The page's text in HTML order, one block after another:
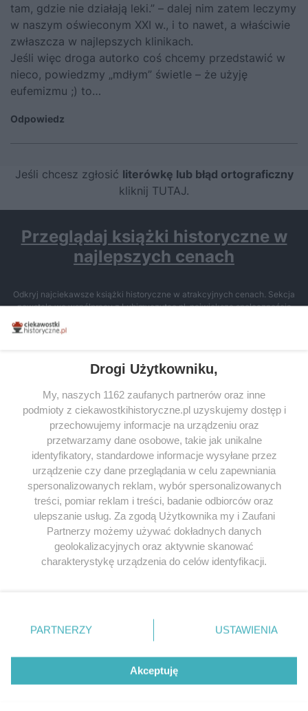
tam, gdzie nie działają leki.” – dalej nim zatem leczymy
w naszym oświeconym XXI w., i to nawet, a właściwie
zwłaszcza w najlepszych klinikach.
Jeśli więc droga autorko coś chcemy przedstawić w
nieco, powiedzmy „mdłym” świetle – że użyję
eufemizmu ;) to…
Odpowiedz
Jeśli chcesz zgłosić literówkę lub błąd ortograficzny
kliknij TUTAJ.
Przeglądaj książki historyczne w
najlepszych cenach
Odkryj najciekawsze książki historyczne w atrakcyjnych cenach. Sekcja
powstała we współpracy z Lubimyczytac.pl, największą społecznością
miłośników literatury w Polsce – dzięki temu możesz wybierać spośród
tytułów najwyżej ocenianych przez czytelników.
SERWIS
SPOŁECZNOŚĆ
WSPÓŁPRACA
KONTAKT
ODWIEDŹ RÓWNIEŻ:
© 2026 CIEKAWOSTKIHISTORYCZNE.PL. ALL RIGHTS
Drogi Użytkowniku,
My, naszych 1162 zaufanych partnerów oraz inne
podmioty z ciekawostkihistoryczne.pl uzyskujemy dostęp i
przechowujemy informacje na urządzeniu oraz
przetwarzamy dane osobowe, takie jak unikalne
identyfikatory, standardowe informacje wysyłane przez
urządzenie czy dane przeglądania w celu zapewniania
spersonalizowanych reklam, wybór spersonalizowanych
treści, pomiar reklam i treści, badanie odbiorców oraz
ulepszanie usług. Za zgodą Użytkownika my i Zaufani
Partnerzy możemy używać dokładnych danych
geolokalizacyjnych oraz aktywnie skanować
charakterystykę urządzenia do celów identyfikacji.
zmienić/wycofać klikając przycisk ustawień prywatności
znajdujący się w lewym dolnym rogu strony
. Niektóre
użytkownika, ale masz prawo sprzeciwić się takiemu
przetwarzaniu. Preferencje będą miały zastosowania tylko
PARTNERZY USTAWIENIA
Akceptuję